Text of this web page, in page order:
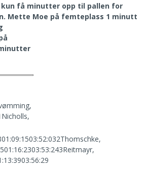
kun få minutter opp til pallen for
Mette Moe på femteplass 1 minutt